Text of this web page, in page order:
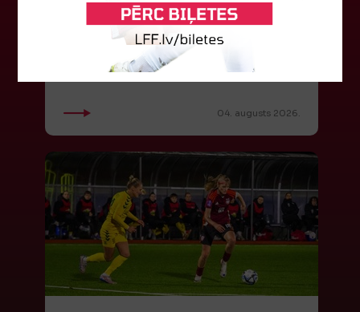
Latvijas tiesnešu brigāde apkalpos UEFA Eiropas
līgas kvalifikācijas spēli šovakar Dublinā starp
"Shamrock Rovers" un "Egnatia" komandām.
Andris Treimanis pildīs galvenā...
04. augusts 2026.